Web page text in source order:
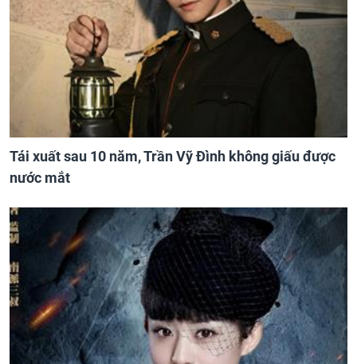
Tái xuất sau 10 năm, Trần Vỹ Đình không giấu được
nước mắt